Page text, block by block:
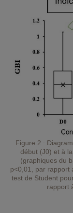
Figure 2 :
début (J0) et à
(graphiques du
p<0,01, par rapport
test de Student
rapport